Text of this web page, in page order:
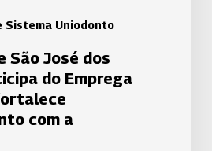
Sistema Uniodonto
São José dos
do Emprega
com a